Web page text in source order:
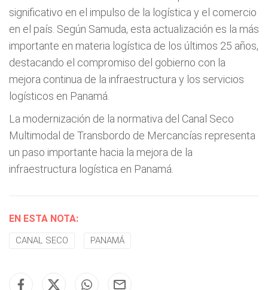
significativo en el impulso de la logística y el comercio
en el país. Según Samuda, esta actualización es la más
importante en materia logística de los últimos 25 años,
destacando el compromiso del gobierno con la
mejora continua de la infraestructura y los servicios
logísticos en Panamá.
La modernización de la normativa del Canal Seco
Multimodal de Transbordo de Mercancías representa
un paso importante hacia la mejora de la
infraestructura logística en Panamá.
EN ESTA NOTA:
CANAL SECO PANAMÁ